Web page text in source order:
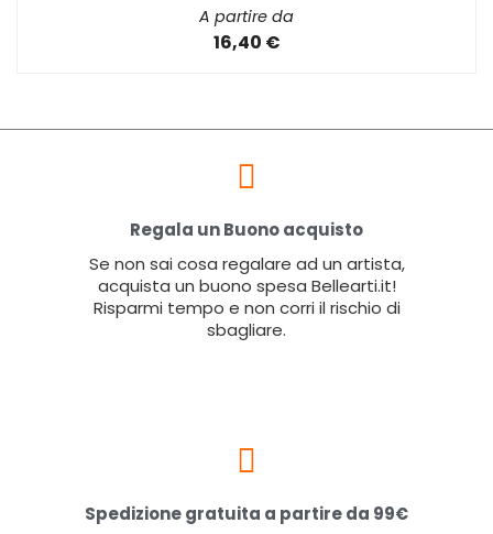
A partire da
16,40 €
Regala un Buono acquisto
Se non sai cosa regalare ad un artista,
acquista un buono spesa Bellearti.it!
Risparmi tempo e non corri il rischio di
sbagliare.
Spedizione gratuita a partire da 99€